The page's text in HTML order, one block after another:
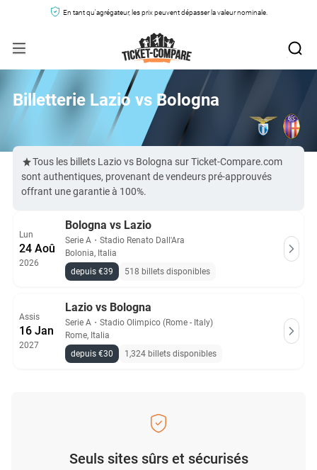
En tant qu'agrégateur, les prix peuvent dépasser la valeur nominale.
Billetterie Lazio vs Bologna
Tous les billets Lazio vs Bologna sur Ticket-Compare.com
sont authentiques, provenant de vendeurs pré-approuvés
offrant une garantie à 100%.
Lun
24 Aoû
2026
Bologna vs Lazio
Serie A ・ Stadio Renato Dall'Ara
Bolonia, Italia
depuis €39
518 billets disponibles
Assis
16 Jan
2027
Lazio vs Bologna
Serie A ・ Stadio Olimpico (Rome - Italy)
Rome, Italia
depuis €30
1,324 billets disponibles
Seuls sites sûrs et sécurisés